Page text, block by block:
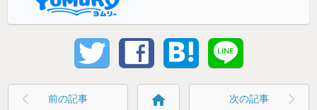
前の記事 home 次の記事